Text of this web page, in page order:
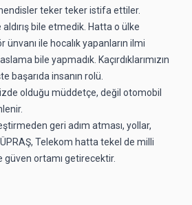
teker teker istifa ettiler.
bile etmedik. Hatta o ülke
ile hocalık yapanların ilmi
bile yapmadık. Kaçırdıklarımızın
başarıda insanın rolü.
olduğu müddetçe, değil otomobil
geri adım atması, yollar,
Telekom hatta tekel de milli
ortamı getirecektir.